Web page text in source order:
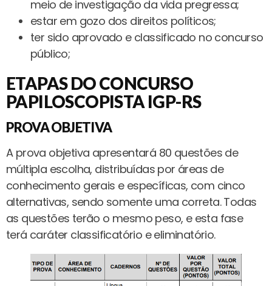
meio de investigação da vida pregressa;
estar em gozo dos direitos políticos;
ter sido aprovado e classificado no concurso
público;
ETAPAS DO CONCURSO
PAPILOSCOPISTA IGP-RS
PROVA OBJETIVA
A prova objetiva apresentará 80 questões de
múltipla escolha, distribuídas por áreas de
conhecimento gerais e específicas, com cinco
alternativas, sendo somente uma correta. Todas
as questões terão o mesmo peso, e esta fase
terá caráter classificatório e eliminatório.